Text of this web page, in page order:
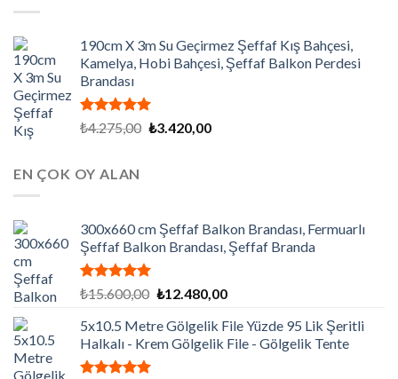
190cm X 3m Su Geçirmez Şeffaf Kış Bahçesi,
Kamelya, Hobi Bahçesi, Şeffaf Balkon Perdesi
Brandası
5 üzerinden
oy
₺4.275,00 Orijinal
₺3.420,00Şu
EN ÇOK OY ALAN
300x660 cm Şeffaf Balkon Brandası, Fermuarlı
Şeffaf Balkon Brandası, Şeffaf Branda
5 üzerinden
aldı
₺15.600,00 Orijinal
₺15.600,00.
₺12.480,00Şu
fiyat:
₺12.480,00.
5x10.5 Metre Gölgelik File Yüzde 95 Lik Şeritli
Halkalı - Krem Gölgelik File - Gölgelik Tente